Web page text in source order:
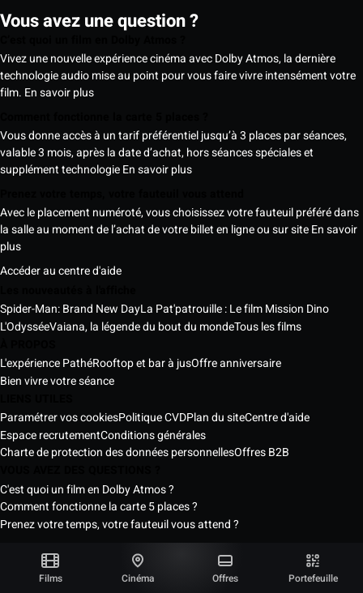
Films Cinéma Offres Portefeuille
Vous avez une question ?
Vivez une nouvelle expérience cinéma avec Dolby Atmos, la dernière
technologie audio mise au point pour vous faire vivre intensément votre
film. En savoir plus
Vous donne accès à un tarif préférentiel jusqu’à 3 places par séances,
valable 3 mois, après la date d’achat, hors séances spéciales et
supplément technologieEn savoir plus
Avec le placement numéroté, vous choisissez votre fauteuil préféré dans
la salle au moment de l’achat de votre billet en ligne ou sur siteEn savoir
plus
Accéder au centre d'aide
Spider-Man: Brand New DayLa Pat'patrouille : Le film Mission Dino
L'OdysséeVaiana, la légende du bout du mondeTous les films
L'expérience PathéRooftop et bar à jusOffre anniversaire
Bien vivre votre séance
Paramétrer vos cookiesPolitique CVDPlan du siteCentre d'aide
Espace recrutementConditions générales
Charte de protection des données personnellesOffres B2B
C'est quoi un film en Dolby Atmos ?
Comment fonctionne la carte 5 places ?
Prenez votre temps, votre fauteuil vous attend ?
Les Cinémas Pathé Sénégal © 2026
Tous droits réservés ®